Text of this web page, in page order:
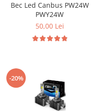
Bec Led Canbus PW24W
PWY24W
50,00 Lei
-20%